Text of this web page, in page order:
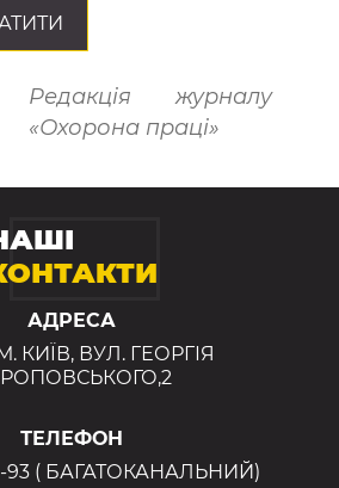
Редакція журналу
«Охорона праці»
АДРЕСА
КИЇВ, ВУЛ. ГЕОРГІЯ
ТЕЛЕФОН
93 ( БАГАТОКАНАЛЬНИЙ)